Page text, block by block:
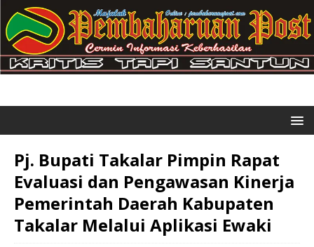
Pj. Bupati Takalar Pimpin Rapat
Evaluasi dan Pengawasan Kinerja
Pemerintah Daerah Kabupaten
Takalar Melalui Aplikasi Ewaki